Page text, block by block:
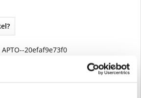
APTO--20efaf9e73f0